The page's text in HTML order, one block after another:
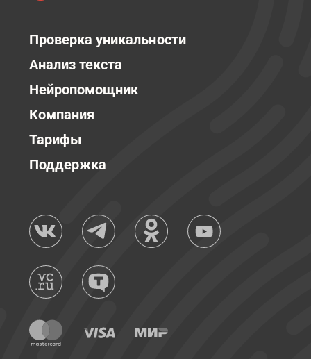
Проверка уникальности
Анализ текста
Нейропомощник
Компания
Тарифы
Поддержка